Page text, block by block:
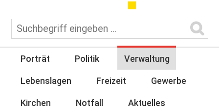
Porträt Politik Verwaltung
Lebenslagen Freizeit Gewerbe
Kirchen Notfall Aktuelles